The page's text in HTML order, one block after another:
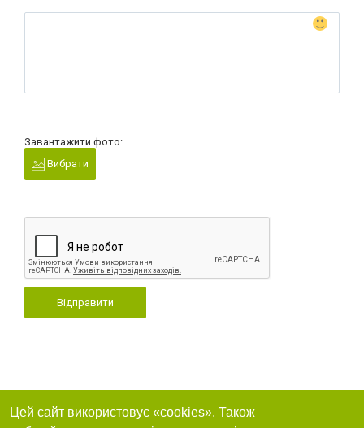
Завантажити фото:
Вибрати
Відправити
Цей сайт використовує «cookies». Також